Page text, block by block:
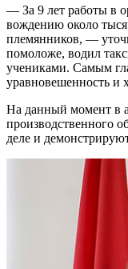
— За 9 лет работы в
вождению около
племянников, —
помоложе, водил
учениками. Самым
уравновешенность и
На данный момент в
производственного
деле и